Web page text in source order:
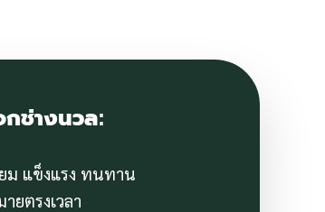
กช่างนวล:
ม แข็งแรง ทนทาน
ยตรงเวลา